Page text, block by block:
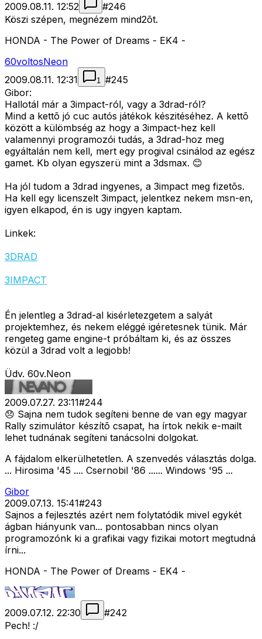
2009.08.11. 12:52
#246
Köszi szépen, megnézem mind2õt.
HONDA - The Power of Dreams - EK4 -
60voltosNeon
2009.08.11. 12:31
1 #245
Gibor:
Hallotál már a 3impact-ról, vagy a 3drad-ról?
Mind a kettõ jó cuc autós játékok készitéséhez. A kettõ
között a külömbség az hogy a 3impact-hez kell
valamennyi programozói tudás, a 3drad-hoz meg
egyáltalán nem kell, mert egy progival csinálod az egész
gamet. Kb olyan egyszerü mint a 3dsmax. 😊
Ha jól tudom a 3drad ingyenes, a 3impact meg fizetõs.
Ha kell egy licenszelt 3impact, jelentkez nekem msn-en,
igyen elkapod, én is ugy ingyen kaptam.
Linkek:
3DRAD
3IMPACT
Én jelentleg a 3drad-al kisérletezgetem a salyát
projektemhez, és nekem eléggé igéretesnek tünik. Már
rengeteg game engine-t próbáltam ki, és az összes
közül a 3drad volt a legjobb!
Üdv. 60v.Neon
2009.07.27. 23:11#244
😞 Sajna nem tudok segíteni benne de van egy magyar
Rally szimulátor készítõ csapat, ha írtok nekik e-mailt
lehet tudnának segíteni tanácsolni dolgokat.
A fájdalom elkerülhetetlen. A szenvedés választás dolga.
... Hirosima '45 .... Csernobil '86 ...... Windows '95 ...
Gibor
2009.07.13. 15:41#243
Sajnos a fejlesztés azért nem folytatódik mivel egykét
ágban hiányunk van... pontosabban nincs olyan
programozónk ki a grafikai vagy fizikai motort megtudná
írni...
HONDA - The Power of Dreams - EK4 -
2009.07.12. 22:30 #242
Pech! :/